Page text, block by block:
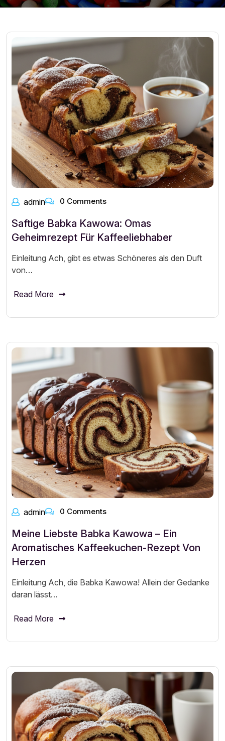
admin 0 Comments
Saftige Babka Kawowa: Omas
Geheimrezept Für Kaffeeliebhaber
Einleitung Ach, gibt es etwas Schöneres als den Duft
von…
Read More
admin 0 Comments
Meine Liebste Babka Kawowa – Ein
Aromatisches Kaffeekuchen-Rezept Von
Herzen
Einleitung Ach, die Babka Kawowa! Allein der Gedanke
daran lässt…
Read More